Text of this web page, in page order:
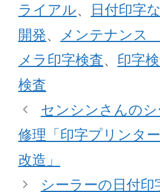
ライアル、 日付印字
開発、 メンテナンス
メラ印字検査、 印字
検査
センシンさんのシ
修理「印字プリンタ
改造」
シーラーの日付印